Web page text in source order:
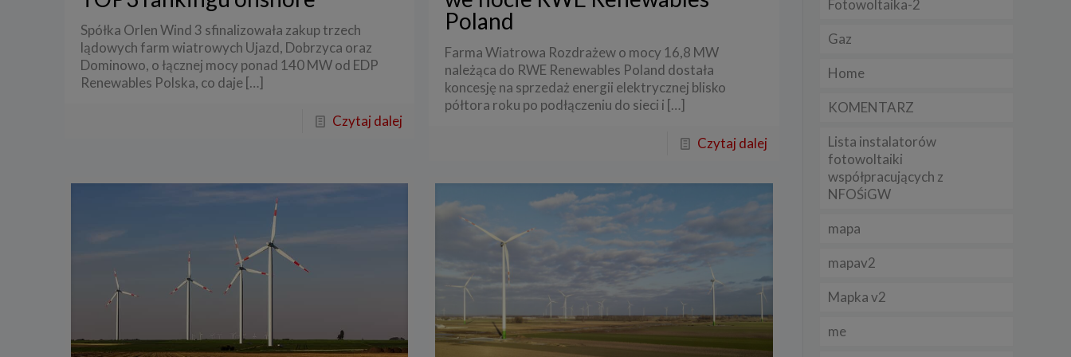
Spółka Orlen Wind 3 sfinalizowała zakup trzech
lądowych farm wiatrowych Ujazd, Dobrzyca oraz
Dominowo, o łącznej mocy ponad 140 MW od EDP
Renewables Polska, co daje[…]
Czytaj dalej
Poland
Farma Wiatrowa Rozdrażew o mocy 16,8 MW
należąca do RWE Renewables Poland dostała
koncesję na sprzedaż energii elektrycznej blisko
półtora roku po podłączeniu do sieci i […]
Czytaj dalej
Fotowoltaika-2
Gaz
Home
KOMENTARZ
Lista instalatorów
fotowoltaiki
współpracujących z
NFOŚiGW
mapa
mapav2
Mapka v2
me
3. Zakres przetwarzanych danych
Spółka przetwarza dane, które użytkownicy podają lub udostępniają w historii przeglądania
stron i aplikacji w ramach korzystania z naszych usług (wraz ze zautomatyzowaną analizą
aktywności użytkownika na stronie).
Spółka przetwarza również dane, które użytkownik podaje w celu założenia konta lub
korzystania z usługi newslettera, tj. imię, nazwisko, adres e-mail.
a) realizacji usługi w oparciu o regulamin korzystania z serwisu, jeśli użytkownik zarejestruje
swoje konto lub skorzysta z usługi newslettera (podstawa z art. 6 ust. 1 lit. b RODO),
b) dopasowania treści serwisu do zainteresowań użytkownika, a także wykrywania nadużyć
oraz pomiarów statystycznych i udoskonalenia usług, będącego realizacją naszego prawnie
uzasadnionego interesu (podstawa z art. 6 ust. 1 lit. f RODO),
c) ewentualnego ustalenia, dochodzenia lub obrony przed roszczeniami będącego realizacją
naszego prawnie uzasadnionego w tym interesu (podstawa z art. 6 ust. 1 lit. f RODO).
Podanie danych w celu realizacji usług jest niezbędne do świadczenia tych usług. W razie
niepodania tych danych usługa nie będzie mogła być świadczona.